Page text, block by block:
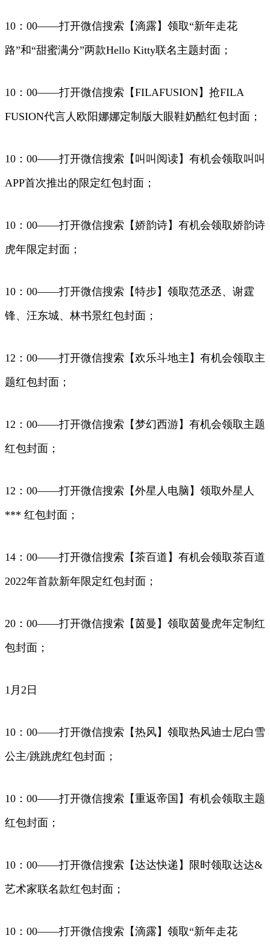
10：00——打开微信搜索【滴露】领取“新年走花
路”和“甜蜜满分”两款Hello Kitty联名主题封面；
10：00——打开微信搜索【FILAFUSION】抢FILA
FUSION代言人欧阳娜娜定制版大眼鞋奶酷红包封面；
10：00——打开微信搜索【叫叫阅读】有机会领取叫叫
APP首次推出的限定红包封面；
10：00——打开微信搜索【娇韵诗】有机会领取娇韵诗
虎年限定封面；
10：00——打开微信搜索【特步】领取范丞丞、谢霆
锋、汪东城、林书景红包封面；
12：00——打开微信搜索【欢乐斗地主】有机会领取主
题红包封面；
12：00——打开微信搜索【梦幻西游】有机会领取主题
红包封面；
12：00——打开微信搜索【外星人电脑】领取外星人
*** 红包封面；
14：00——打开微信搜索【茶百道】有机会领取茶百道
2022年首款新年限定红包封面；
20：00——打开微信搜索【茵曼】领取茵曼虎年定制红
包封面；
1月2日
10：00——打开微信搜索【热风】领取热风迪士尼白雪
公主/跳跳虎红包封面；
10：00——打开微信搜索【重返帝国】有机会领取主题
红包封面；
10：00——打开微信搜索【达达快递】限时领取达达&
艺术家联名款红包封面；
10：00——打开微信搜索【滴露】领取“新年走花